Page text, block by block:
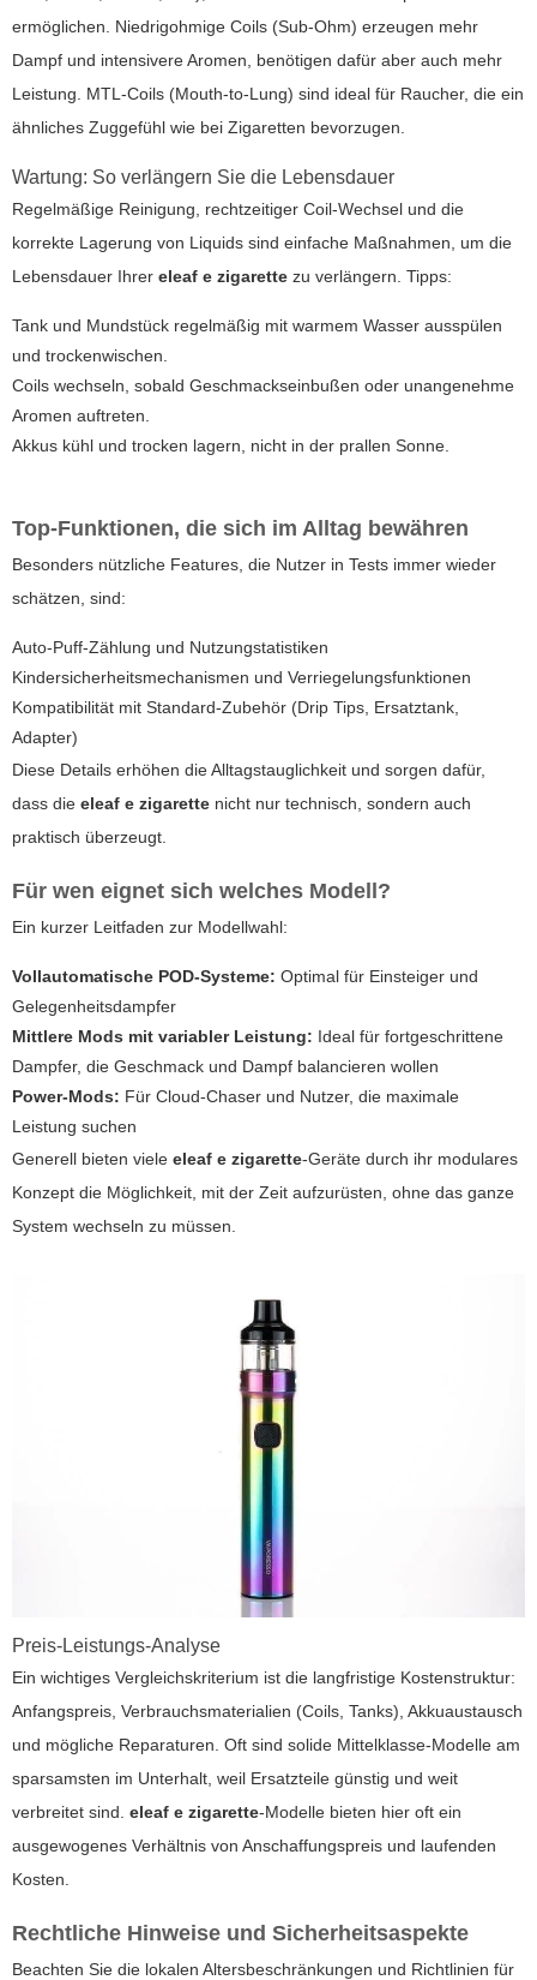
ermöglichen. Niedrigohmige Coils (Sub-Ohm) erzeugen mehr
Dampf und intensivere Aromen, benötigen dafür aber auch mehr
Leistung. MTL-Coils (Mouth-to-Lung) sind ideal für Raucher, die ein
ähnliches Zuggefühl wie bei Zigaretten bevorzugen.
Wartung: So verlängern Sie die Lebensdauer
Regelmäßige Reinigung, rechtzeitiger Coil-Wechsel und die
korrekte Lagerung von Liquids sind einfache Maßnahmen, um die
Lebensdauer Ihrer eleaf e zigarette zu verlängern. Tipps:
Tank und Mundstück regelmäßig mit warmem Wasser ausspülen
und trockenwischen.
Coils wechseln, sobald Geschmackseinbußen oder unangenehme
Aromen auftreten.
Akkus kühl und trocken lagern, nicht in der prallen Sonne.
Top-Funktionen, die sich im Alltag bewähren
Besonders nützliche Features, die Nutzer in Tests immer wieder
schätzen, sind:
Auto-Puff-Zählung und Nutzungstatistiken
Kindersicherheitsmechanismen und Verriegelungsfunktionen
Kompatibilität mit Standard-Zubehör (Drip Tips, Ersatztank,
Adapter)
Diese Details erhöhen die Alltagstauglichkeit und sorgen dafür,
dass die eleaf e zigarette nicht nur technisch, sondern auch
praktisch überzeugt.
Für wen eignet sich welches Modell?
Ein kurzer Leitfaden zur Modellwahl:
Vollautomatische POD-Systeme: Optimal für Einsteiger und
Gelegenheitsdampfer
Mittlere Mods mit variabler Leistung: Ideal für fortgeschrittene
Dampfer, die Geschmack und Dampf balancieren wollen
Power-Mods: Für Cloud-Chaser und Nutzer, die maximale
Leistung suchen
Generell bieten viele eleaf e zigarette-Geräte durch ihr modulares
Konzept die Möglichkeit, mit der Zeit aufzurüsten, ohne das ganze
System wechseln zu müssen.
Preis-Leistungs-Analyse
Ein wichtiges Vergleichskriterium ist die langfristige Kostenstruktur:
Anfangspreis, Verbrauchsmaterialien (Coils, Tanks), Akkuaustausch
und mögliche Reparaturen. Oft sind solide Mittelklasse-Modelle am
sparsamsten im Unterhalt, weil Ersatzteile günstig und weit
verbreitet sind. eleaf e zigarette-Modelle bieten hier oft ein
ausgewogenes Verhältnis von Anschaffungspreis und laufenden
Kosten.
Rechtliche Hinweise und Sicherheitsaspekte
Beachten Sie die lokalen Altersbeschränkungen und Richtlinien für